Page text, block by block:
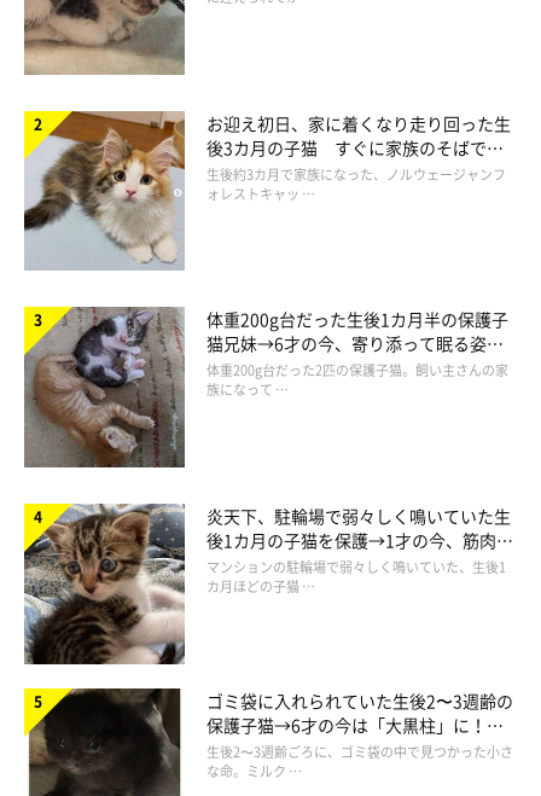
お迎え初日、家に着くなり走り回った生
後3カ月の子猫 すぐに家族のそばで落
ち着く姿に「迎えてよかった」
生後約3カ月で家族になった、ノルウェージャンフ
ォレストキャッ …
体重200g台だった生後1カ月半の保護子
猫兄妹→6才の今、寄り添って眠る姿に
ほっこり！
体重200g台だった2匹の保護子猫。飼い主さんの家
族になって …
炎天下、駐輪場で弱々しく鳴いていた生
後1カ月の子猫を保護→1才の今、筋肉質
でツンデレなコに成長
マンションの駐輪場で弱々しく鳴いていた、生後1
カ月ほどの子猫 …
ゴミ袋に入れられていた生後2〜3週齢の
保護子猫→6才の今は「大黒柱」に！
美しい黒猫に成長した姿にグッとくる
生後2〜3週齢ごろに、ゴミ袋の中で見つかった小さ
な命。ミルク …